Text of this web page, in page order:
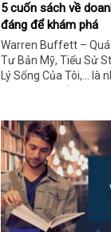
5 cuốn sách về
đáng để khám phá
Warren Buffett –
Tư Bản Mỹ, Tiểu Sử
Lý Sống Của Tôi,...
và áp dụng cho bản